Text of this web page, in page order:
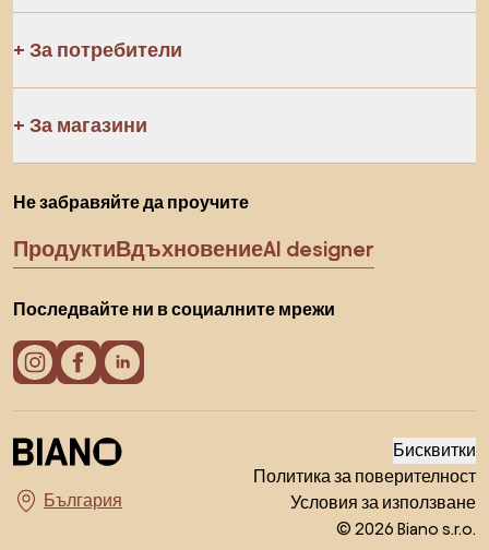
За потребители
За магазини
Не забравяйте да проучите
ПродуктиВдъхновениеAI designer
Последвайте ни в социалните мрежи
Изберете държава
Бисквитки
Политика за поверителност
Условия за използване
© 2026 Biano s.r.o.